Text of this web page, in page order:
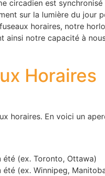
circadien est synchronisé
sur la lumière du jour
horaires, notre
ainsi notre capacité à
Horaires
horaires. En voici un
été (ex. Toronto, Ottawa)
(ex. Winnipeg,